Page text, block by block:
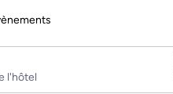
de l'hôtel